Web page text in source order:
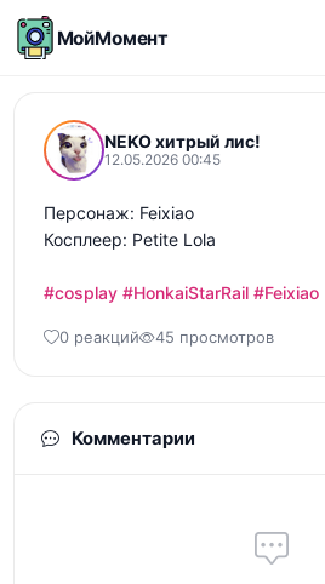
МойМомент
NEKO хитрый лис!
12.05.2026 00:45
Персонаж: Feixiao
Косплеер: Petite Lola
#cosplay #HonkaiStarRail #Feixiao
0 реакций 45 просмотров
Комментарии